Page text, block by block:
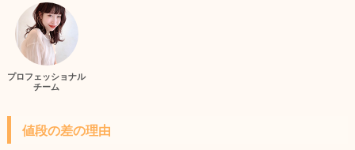
プロフェッショナル
チーム
値段の差の理由